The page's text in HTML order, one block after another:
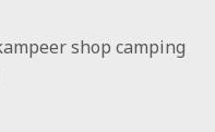
shop camping